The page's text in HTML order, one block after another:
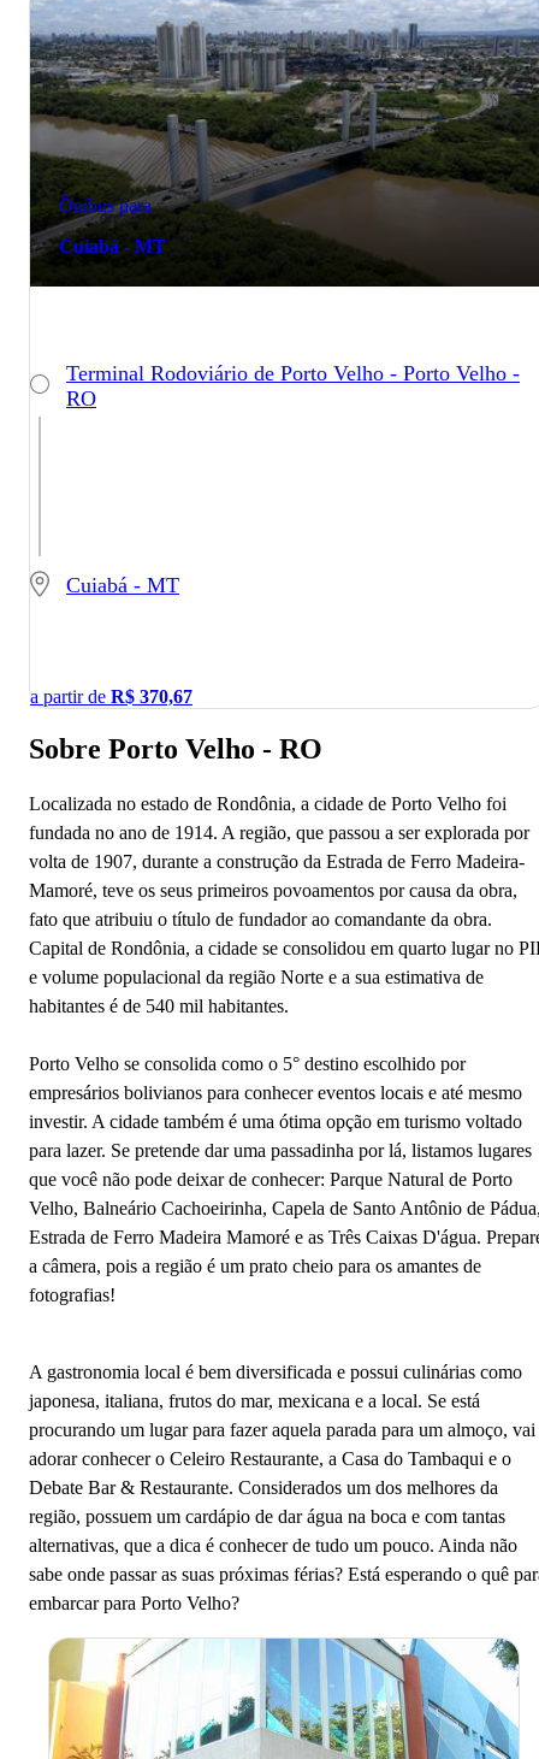
Ônibus para
Cuiabá - MT
Terminal Rodoviário de Porto Velho - Porto Velho -
RO
Cuiabá - MT
a partir de R$ 370,67
Sobre Porto Velho - RO
Localizada no estado de Rondônia, a cidade de Porto Velho foi
fundada no ano de 1914. A região, que passou a ser explorada por
volta de 1907, durante a construção da Estrada de Ferro Madeira-
Mamoré, teve os seus primeiros povoamentos por causa da obra,
fato que atribuiu o título de fundador ao comandante da obra.
Capital de Rondônia, a cidade se consolidou em quarto lugar no
e volume populacional da região Norte e a sua estimativa de
habitantes é de 540 mil habitantes.
Porto Velho se consolida como o 5° destino escolhido por
empresários bolivianos para conhecer eventos locais e até mesmo
investir. A cidade também é uma ótima opção em turismo voltado
para lazer. Se pretende dar uma passadinha por lá, listamos lugares
que você não pode deixar de conhecer: Parque Natural de Porto
Velho, Balneário Cachoeirinha, Capela de Santo Antônio de
Estrada de Ferro Madeira Mamoré e as Três Caixas D'água.
a câmera, pois a região é um prato cheio para os amantes de
fotografias!
A gastronomia local é bem diversificada e possui culinárias como
japonesa, italiana, frutos do mar, mexicana e a local. Se está
procurando um lugar para fazer aquela parada para um almoço, vai
adorar conhecer o Celeiro Restaurante, a Casa do Tambaqui e o
Debate Bar & Restaurante. Considerados um dos melhores da
região, possuem um cardápio de dar água na boca e com tantas
alternativas, que a dica é conhecer de tudo um pouco. Ainda não
sabe onde passar as suas próximas férias? Está esperando o quê
embarcar para Porto Velho?